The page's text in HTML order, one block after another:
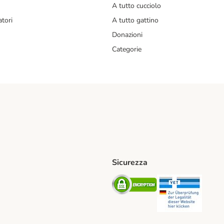
A tutto cucciolo
A tutto gattino
Donazioni
Categorie
Method
Shipping Method
Sicurezza
Security